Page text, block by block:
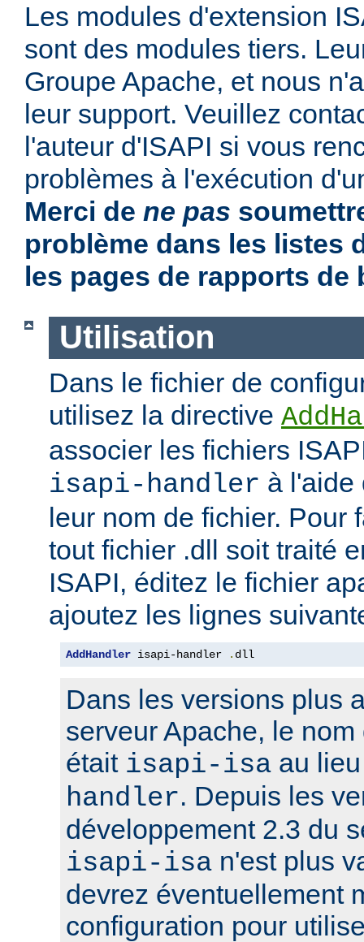
Les modules d'extension
sont des modules tiers.
Groupe Apache, et nous
leur support. Veuillez
l'auteur d'ISAPI si vous
problèmes à l'exécution
Merci de ne pas
problème dans les listes
les pages de rapports de
Utilisation
Dans le fichier de
utilisez la directive
associer les fichiers
isapi-handler à l'aide
leur nom de fichier. Pour
tout fichier .dll soit traité
ISAPI, éditez le fichier
ajoutez les lignes
AddHandler isapi-handler . dll
Dans les versions plus
serveur Apache, le
était isapi-isa au
handler. Depuis les
développement 2.3 du
isapi-isa n'est plus
devrez éventuellement
configuration pour